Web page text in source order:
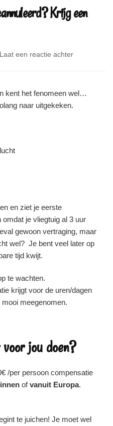
Krijg een
Laat een reactie achter
kent het fenomeen wel…
naar uitgekeken.
en ziet je eerste
je vliegtuig al 3 uur
gewoon vertraging, maar
wel? Je bent veel later op
tijd kwijt.
te wachten.
krijgt voor de uren/dagen
meegenomen.
jou doen?
/per persoon compensatie
ofvanuit Europa.
te juichen! Je moet wel